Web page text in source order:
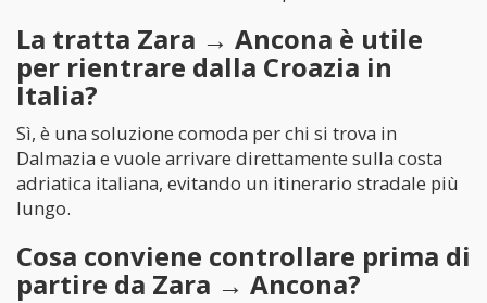
La tratta Zara → Ancona è utile
per rientrare dalla Croazia in
Italia?
Sì, è una soluzione comoda per chi si trova in
Dalmazia e vuole arrivare direttamente sulla costa
adriatica italiana, evitando un itinerario stradale più
lungo.
Cosa conviene controllare prima di
partire da Zara → Ancona?